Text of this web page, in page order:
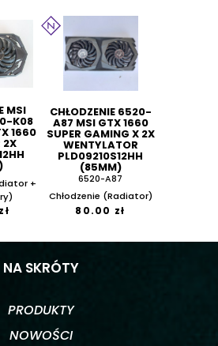
MSI
K08
1660
2X
+
CHŁODZENIE 6520-
A87 MSI GTX 1660
SUPER GAMING X 2X
WENTYLATOR
PLD09210S12HH
(85MM)
6520-A87
Chłodzenie (Radiator)
80.00 zł
NA SKRÓTY
PRODUKTY
NOWOŚCI